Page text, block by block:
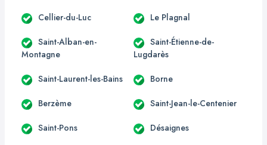
Cellier-du-Luc Le Plagnal
Saint-Alban-en-
Montagne
Saint-Étienne-de-
Lugdarès
Saint-Laurent-les-Bains Borne
Berzème Saint-Jean-le-Centenier
Saint-Pons Désaignes